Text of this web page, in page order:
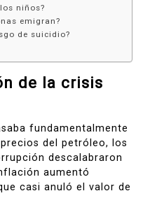
niños?
emigran?
de suicidio?
de la crisis
fundamentalmente
del petróleo, los
descalabraron
aumentó
casi anuló el valor de